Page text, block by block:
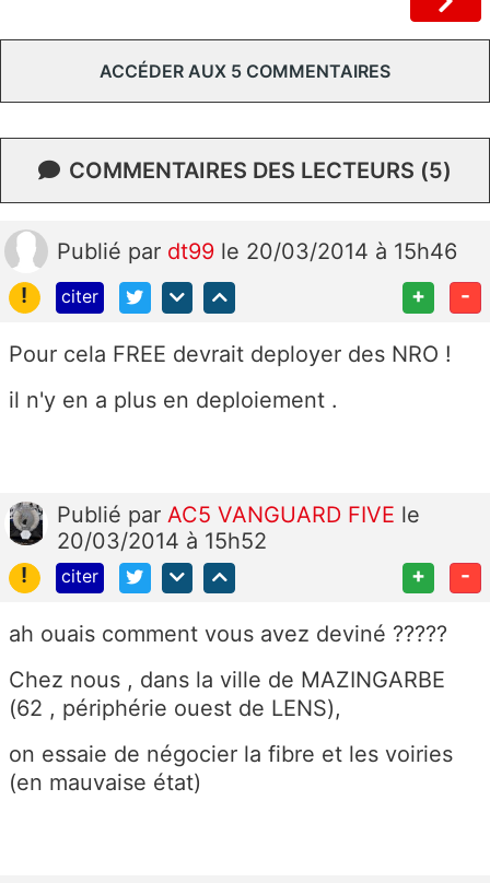
ACCÉDER AUX 5 COMMENTAIRES
COMMENTAIRES DES LECTEURS (5)
Publié par dt99 le 20/03/2014 à 15h46
!
citer + -
Pour cela FREE devrait deployer des NRO !
il n'y en a plus en deploiement .
Publié par AC5 VANGUARD FIVE le
20/03/2014 à 15h52
!
citer + -
ah ouais comment vous avez deviné ?????
Chez nous , dans la ville de MAZINGARBE
(62 , périphérie ouest de LENS),
on essaie de négocier la fibre et les voiries
(en mauvaise état)